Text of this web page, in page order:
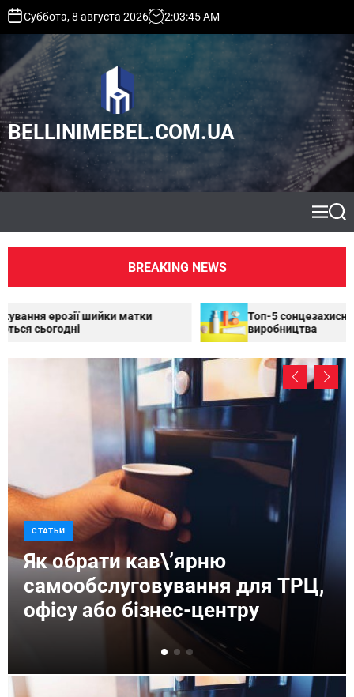
t
o
c
o
n
t
e
Суббота, 8 августа 2026 2:03:46AM
BELLINIMEBEL.COM.UA
M
e
S
e
h
BREAKING NEWS
матки
Топ-5 сонцезахисних кремів
виробництва
СТАТЬИ
Як обрати кав\’ярню
самообслуговування для ТРЦ,
офісу або бізнес-центру